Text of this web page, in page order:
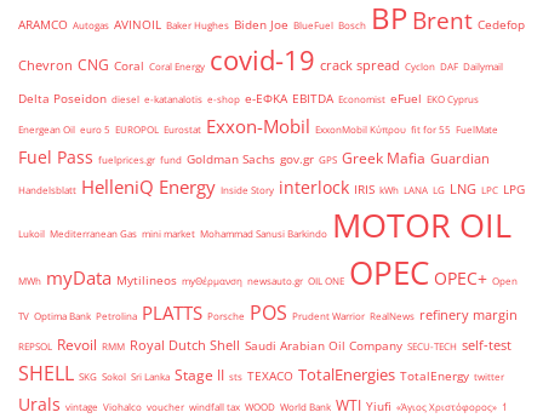
ARAMCO Autogas AVINOIL Baker Hughes Biden Joe BlueFuel Bosch BPBrent Cedefop
Chevron CNG Coral Coral Energy covid-19 crack spread Cyclon DAF Dailymail
Delta Poseidon diesel e-katanalotis e-shop e-ΕΦΚΑ EBITDA Economist eFuel EKO Cyprus
Energean Oil euro 5 EUROPOL Eurostat Exxon-Mobil ExxonMobil Κύπρου fit for 55 FuelMate
Fuel Pass fuelprices.gr fund Goldman Sachs gov.gr GPS Greek Mafia Guardian
Handelsblatt HelleniQ Energy Inside Story interlock IRIS kWh LANA LG LNG LPC LPG
Lukoil Mediterranean Gas mini market Mohammad Sanusi Barkindo MOTOR OIL
MWh myData Mytilineos myΘέρμανση newsauto.gr OIL ONE OPEC OPEC+ Open
TV Optima Bank Petrolina PLATTS Porsche POS Prudent Warrior RealNews refinery margin
REPSOL Revoil RMM Royal Dutch Shell Saudi Arabian Oil Company SECU-TECH self-test
SHELL SKG Sokol Sri Lanka Stage II sts TEXACO TotalEnergies TotalEnergy twitter
Urals vintage Viohalco voucher windfall tax WOOD World Bank WTI Yiufi «Άγιος Χριστόφορος» ΄1